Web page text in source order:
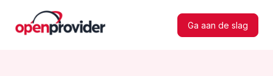
Ga aan de slag